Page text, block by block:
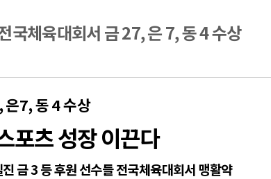
국체육대회서 금 27, 은 7, 동 4 수상
은7,동4수상
포츠 성장 이끈다
금3등 후원 선수들 전국체육대회서 맹활약